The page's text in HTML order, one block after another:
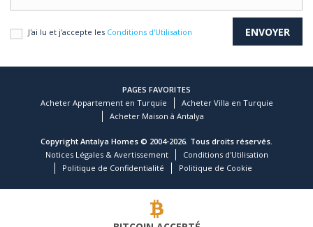
J'ai lu et j'accepte les Conditions d'Utilisation
PAGES FAVORITES
Acheter Appartement en Turquie
Acheter Villa en Turquie
Acheter Maison à Antalya
Copyright Antalya Homes © 2004-2026. Tous droits réservés.
Notices Légales & Avertissement
Conditions d'Utilisation
Politique de Confidentialité
Politique de Cookie